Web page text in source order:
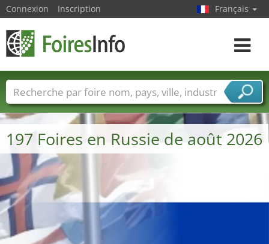
197 Foires en Russie de août 2026
Connexion Inscription Français
Toggle
Foire noms Pays Villes
Secteurs de foire
Secteurs du fournisseur de services